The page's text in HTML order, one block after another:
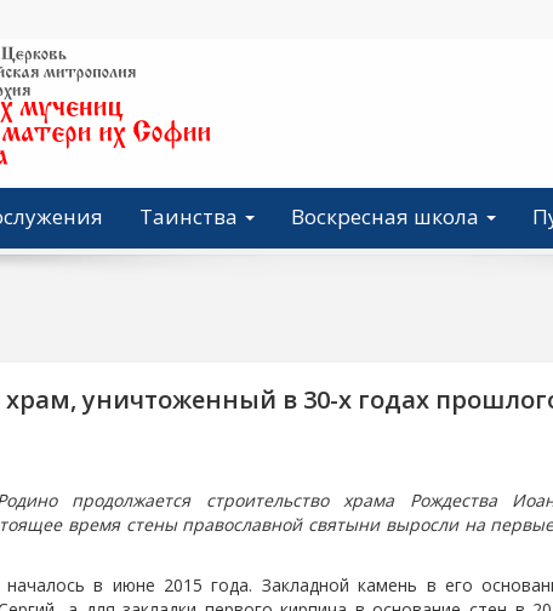
Таинства Воскресная школа
уничтоженный в 30-х годах
продолжается строительство храма Рождества
время стены православной святыни выросли на
в июне 2015 года. Закладной камень в его